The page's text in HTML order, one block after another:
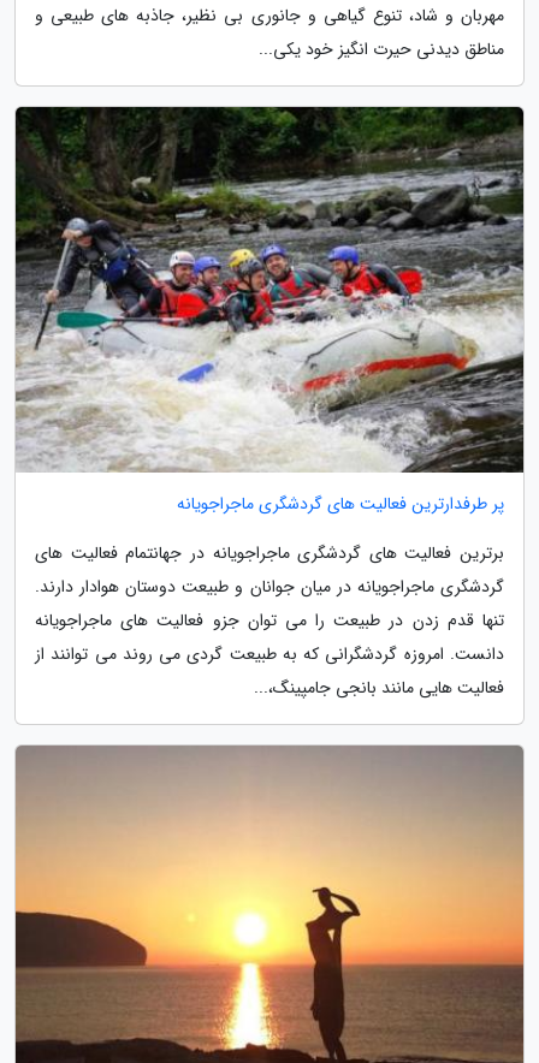
مهربان و شاد، تنوع گیاهی و جانوری بی نظیر، جاذبه های طبیعی و
مناطق دیدنی حیرت انگیز خود یکی...
پر طرفدارترین فعالیت های گردشگری ماجراجویانه
برترین فعالیت های گردشگری ماجراجویانه در جهانتمام فعالیت های
گردشگری ماجراجویانه در میان جوانان و طبیعت دوستان هوادار دارند.
تنها قدم زدن در طبیعت را می توان جزو فعالیت های ماجراجویانه
دانست. امروزه گردشگرانی که به طبیعت گردی می روند می توانند از
فعالیت هایی مانند بانجی جامپینگ،...